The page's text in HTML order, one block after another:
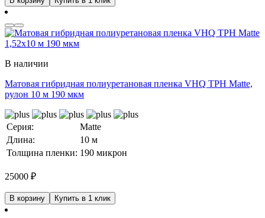
В наличии
Матовая гибридная полиуретановая пленка VHQ TPH Matte,
рулон 10 м 190 мкм
Серия:
Matte
Длина:
10 м
Толщина пленки: 190 микрон
25000 ₽
В корзину Купить в 1 клик